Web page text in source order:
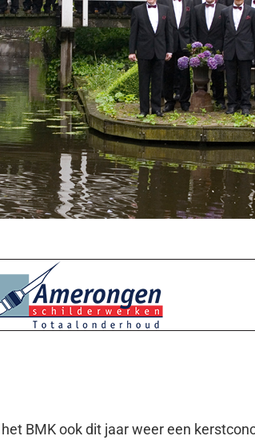
BMK ook dit jaar weer een